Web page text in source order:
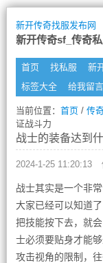
新开传奇找服发布网
新开传奇sf_传奇
首页 找私服 新
标签大全
给我留言
当前位置： 首页/ 传
证战斗力
战士的装备达到
2024-1-25 11:20:13
战士其实是一个非
大家已经可以知道
把技能按下去，就
士必须要贴身才能
攻击视角的限制，